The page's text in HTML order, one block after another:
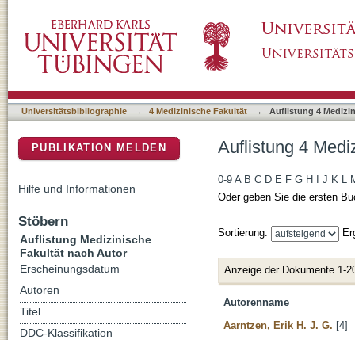
Universitätsbibliographie → 4 Medizinische Fakultät → Auflistung 4
Auflistung 4
0-9 A B C D E F G H J K L
Oder geben Sie die ersten
Sortierung:
Anzeige der Dokumente 1-
Autorenname
Aarntzen, Erik H. J. G. [4]
PUBLIKATION MELDEN
Hilfe und Informationen
Stöbern
Auflistung Medizinische
Fakultät nach Autor
Erscheinungsdatum
Autoren
Titel
DDC-Klassifikation